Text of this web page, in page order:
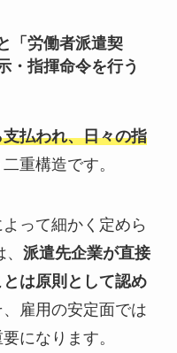
「労働者派遣契
・指揮命令を行う
払われ、日々の指
重構造です。
って細かく定めら
派遣先企業が直接
は原則として認め
雇用の安定面では
になります。